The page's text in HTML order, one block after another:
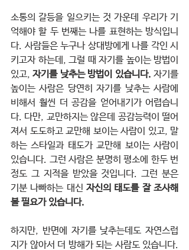
소통의 갈등을 일으키는 것 가운데 우리가 기
억해야 할 두 번째는 나를 표현하는 방식입니
다. 사람들은 누구나 상대방에게 나를 각인 시
키고자 하는데, 그럴 때 자기를 높이는 방법이
있고, 자기를 낮추는 방법이 있습니다. 자기를
높이는 사람은 당연히 자기를 낮추는 사람에
비해서 훨씬 더 공감을 얻어내기가 어렵습니
다. 다만, 교만하지는 않은데 공감능력이 떨어
져서 도도하고 교만해 보이는 사람이 있고, 말
하는 스타일과 태도가 교만해 보이는 사람이
있습니다. 그런 사람은 분명히 평소에 한두 번
정도 그 지적을 받았을 것입니다. 그런 분은
기분 나빠하는 대신 자신의 태도를 잘 조사해
볼 필요가 있습니다.
하지만, 반면에 자기를 낮추는데도 자연스럽
지가 않아서 더 방해가 되는 사람도 있습니다.